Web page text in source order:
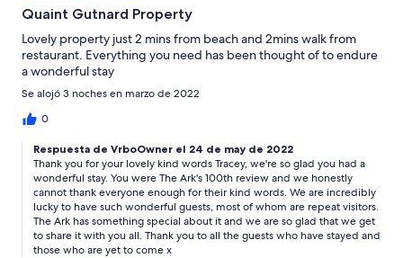
Quaint Gutnard Property
Lovely property just 2 mins from beach and 2mins walk from
restaurant. Everything you need has been thought of to endure
a wonderful stay
Se alojó 3 noches en marzo de 2022
0
Respuesta de VrboOwner el 24 de may de 2022
Thank you for your lovely kind words Tracey, we're so glad you had a
wonderful stay. You were The Ark's 100th review and we honestly
cannot thank everyone enough for their kind words. We are incredibly
lucky to have such wonderful guests, most of whom are repeat visitors.
The Ark has something special about it and we are so glad that we get
to share it with you all. Thank you to all the guests who have stayed and
those who are yet to come x